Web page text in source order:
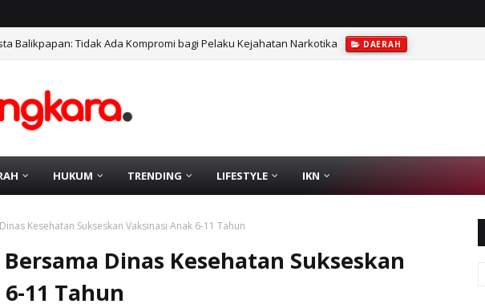
Balikpapan: Tidak Ada Kompromi bagi Pelaku Kejahatan Narkotika DAERAH
HUKUM TRENDING LIFESTYLE IKN
Kesehatan Sukseskan Vaksinasi Anak 6-11 Tahun
Dinas Kesehatan Sukseskan
11 Tahun